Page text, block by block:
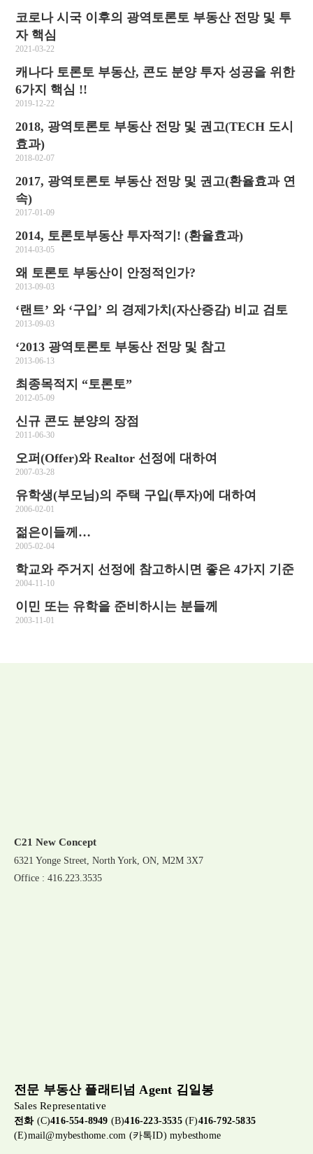
코로나 시국 이후의 광역토론토 부동산 전망 및 투
자 핵심
2021-03-22
캐나다 토론토 부동산, 콘도 분양 투자 성공을 위한
6가지 핵심 !!
2019-12-22
2018, 광역토론토 부동산 전망 및 권고(TECH 도시
효과)
2018-02-07
2017, 광역토론토 부동산 전망 및 권고(환율효과 연
속)
2017-01-09
2014, 토론토부동산 투자적기! (환율효과)
2014-03-05
왜 토론토 부동산이 안정적인가?
2013-09-03
‘랜트’ 와 ‘구입’ 의 경제가치(자산증감) 비교 검토
2013-09-03
‘2013 광역토론토 부동산 전망 및 참고
2013-06-13
최종목적지 “토론토”
2012-05-09
신규 콘도 분양의 장점
2011-06-30
오퍼(Offer)와 Realtor 선정에 대하여
2007-03-28
유학생(부모님)의 주택 구입(투자)에 대하여
2006-02-01
젊은이들께…
2005-02-04
학교와 주거지 선정에 참고하시면 좋은 4가지 기준
2004-11-10
이민 또는 유학을 준비하시는 분들께
2003-11-01
C21 New Concept
6321 Yonge Street, North York, ON, M2M 3X7
Office : 416.223.3535
전문 부동산 플래티넘 Agent 김일봉
Sales Representative
전화(C)416-554-8949 (B)416-223-3535(F)416-792-5835
(E)mail@mybesthome.com (카톡ID) mybesthome